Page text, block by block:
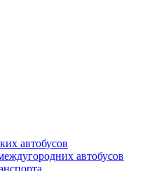
автобусов
автобусов